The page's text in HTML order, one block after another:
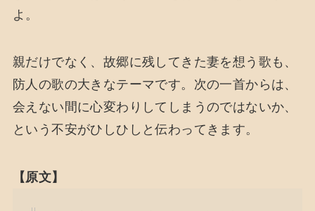
よ。
親だけでなく、故郷に残してきた妻を想う歌も、
防人の歌の大きなテーマです。次の一首からは、
会えない間に心変わりしてしまうのではないか、
という不安がひしひしと伝わってきます。
【原文】